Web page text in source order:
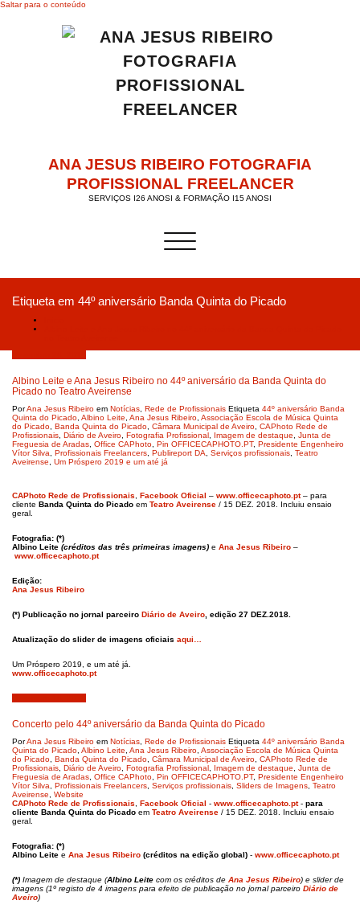
Saltar para o conteúdo
ANA JESUS RIBEIRO FOTOGRAFIA
PROFISSIONAL FREELANCER
SERVIÇOS I26 ANOSI & FORMAÇÃO I15 ANOSI
Alternar a navegação
Etiqueta em 44º aniversário Banda Quinta do Picado
Albino Leite e Ana Jesus Ribeiro no 44º aniversário da Banda Quinta do
Picado no Teatro Aveirense
PorAna Jesus Ribeiro em Notícias Rede de Profissionais Etiqueta 44º aniversário Banda
Quinta do Picado Albino Leite Ana Jesus Ribeiro Associação Escola de Música Quinta
do Picado Banda Quinta do Picado Câmara Municipal de Aveiro CAPhoto Rede de
Profissionais Diário de Aveiro Fotografia Profissional Imagem de destaque
Junta de
Freguesia de Aradas Office CAPhoto Pin OFFICECAPHOTO.PT, Presidente Engenheiro
Vítor Silva
Profissionais Freelancers Publireport DA Serviços profissionais Teatro
Aveirense
Um Próspero 2019 e um até já
CAPhoto Rede de Profissionais Facebook Oficial – www.officecaphoto.pt– para
cliente Banda Quinta do Picado em Teatro Aveirense / 15 DEZ. 2018. Incluiu ensaio
geral.
Fotografia: (*)
Albino Leite (créditos das três primeiras imagens) e Ana Jesus Ribeiro –
www.officecaphoto.pt
Edição:
Ana Jesus Ribeiro
(*) Publicação no jornal parceiro Diário de Aveiro , edição 27 DEZ.2018.
Atualização do slider de imagens oficiais aqui…
Um Próspero 2019, e um até já.
www.officecaphoto.pt
Concerto pelo 44º aniversário da Banda Quinta do Picado
PorAna Jesus Ribeiro em Notícias Rede de Profissionais Etiqueta 44º aniversário Banda
Quinta do Picado Albino Leite Ana Jesus Ribeiro Associação Escola de Música Quinta
do Picado Banda Quinta do Picado Câmara Municipal de Aveiro CAPhoto Rede de
Profissionais Diário de Aveiro Fotografia Profissional Imagem de destaque
Junta de
Freguesia de Aradas Office CAPhoto Pin OFFICECAPHOTO.PT, Presidente Engenheiro
Vítor Silva
Profissionais Freelancers Serviços profissionais Sliders de Imagens Teatro
Aveirense
Website
CAPhoto Rede de Profissionais
Facebook Oficial - www.officecaphoto.pt- para
cliente Banda Quinta do Picado em Teatro Aveirense / 15 DEZ. 2018. Incluiu ensaio
geral.
Fotografia: (*)
Albino Leite e Ana Jesus Ribeiro (créditos na edição global) - www.officecaphoto.pt
(*) Imagem de destaque (Albino Leite com os créditos de Ana Jesus Ribeiro) e slider de
imagens (1º registo de 4 imagens para efeito de publicação no jornal parceiro Diário de
Aveiro)